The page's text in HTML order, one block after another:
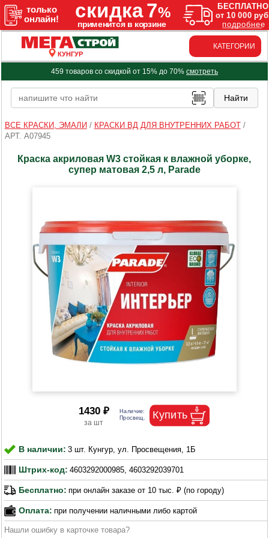
КУНГУР
КАТЕГОРИИ
459 товаров со скидкой от 15% до 70% смотреть
ВСЕ КРАСКИ, ЭМАЛИ / КРАСКИ ВД ДЛЯ ВНУТРЕННИХ РАБОТ/
АРТ. A07945
Краска акриловая W3 стойкая к влажной уборке,
супер матовая 2,5 л, Parade
1430 ₽
В наличии: 3 шт. Кунгур, ул. Просвещения, 1Б
Штрих-код: 4603292000985, 4603292039701
Бесплатно: при онлайн заказе от 10 тыс. ₽ (по городу)
Оплата: при получении наличными либо картой
Нашли ошибку в карточке товара?